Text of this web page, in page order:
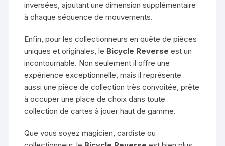
inversées, ajoutant une dimension supplémentaire
à chaque séquence de mouvements.
Enfin, pour les collectionneurs en quête de pièces
uniques et originales, le Bicycle Reverse est un
incontournable. Non seulement il offre une
expérience exceptionnelle, mais il représente
aussi une pièce de collection très convoitée, prête
à occuper une place de choix dans toute
collection de cartes à jouer haut de gamme.
Que vous soyez magicien, cardiste ou